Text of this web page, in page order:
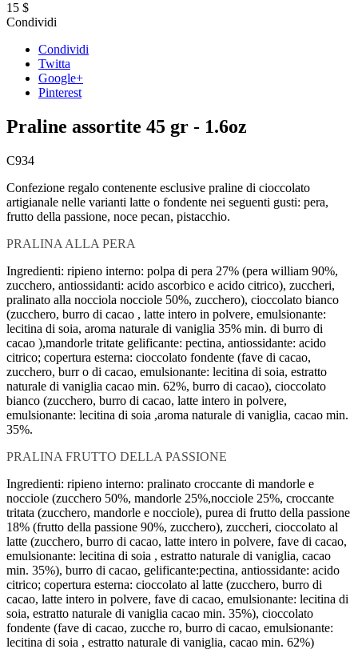
15 $
Condividi
Condividi
Twitta
Google+
Pinterest
Praline assortite 45 gr - 1.6oz
C934
Confezione regalo contenente esclusive praline di cioccolato
artigianale nelle varianti latte o fondente nei seguenti gusti: pera,
frutto della passione, noce pecan, pistacchio.
PRALINA ALLA PERA
Ingredienti: ripieno interno: polpa di pera 27% (pera william 90%,
zucchero, antiossidanti: acido ascorbico e acido citrico), zuccheri,
pralinato alla nocciola nocciole 50%, zucchero), cioccolato bianco
(zucchero, burro di cacao , latte intero in polvere, emulsionante:
lecitina di soia, aroma naturale di vaniglia 35% min. di burro di
cacao ),mandorle tritate gelificante: pectina, antiossidante: acido
citrico; copertura esterna: cioccolato fondente (fave di cacao,
zucchero, burr o di cacao, emulsionante: lecitina di soia, estratto
naturale di vaniglia cacao min. 62%, burro di cacao), cioccolato
bianco (zucchero, burro di cacao, latte intero in polvere,
emulsionante: lecitina di soia ,aroma naturale di vaniglia, cacao min.
35%.
PRALINA FRUTTO DELLA PASSIONE
Ingredienti: ripieno interno: pralinato croccante di mandorle e
nocciole (zucchero 50%, mandorle 25%,nocciole 25%, croccante
tritata (zucchero, mandorle e nocciole), purea di frutto della passione
18% (frutto della passione 90%, zucchero), zuccheri, cioccolato al
latte (zucchero, burro di cacao, latte intero in polvere, fave di cacao,
emulsionante: lecitina di soia , estratto naturale di vaniglia, cacao
min. 35%), burro di cacao, gelificante:pectina, antiossidante: acido
citrico; copertura esterna: cioccolato al latte (zucchero, burro di
cacao, latte intero in polvere, fave di cacao, emulsionante: lecitina di
soia, estratto naturale di vaniglia cacao min. 35%), cioccolato
fondente (fave di cacao, zucche ro, burro di cacao, emulsionante:
lecitina di soia , estratto naturale di vaniglia, cacao min. 62%)